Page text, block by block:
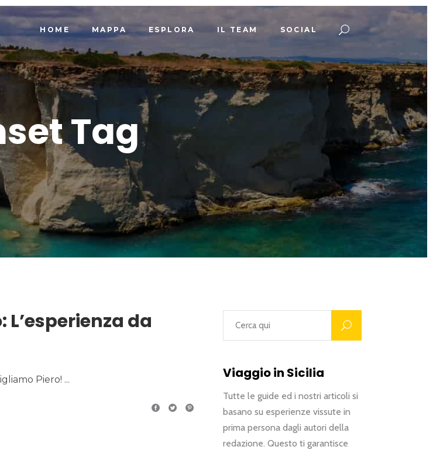
HOME MAPPA ESPLORA IL TEAM SOCIAL
Tag
da
Piero! Viaggio in Sicilia
Tutte le guide ed i nostri articoli si
basano su esperienze vissute in
prima persona dagli autori della
redazione. Questo ti garantisce